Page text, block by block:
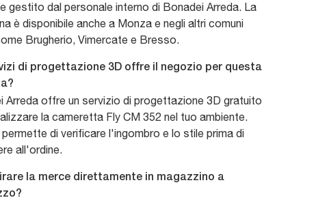
gestito dal personale interno di Bonadei Arreda. La
è disponibile anche a Monza e negli altri comuni
Brugherio, Vimercate e Bresso.
di progettazione 3D offre il negozio per questa
Arreda offre un servizio di progettazione 3D gratuito
la cameretta Fly CM 352 nel tuo ambiente.
di verificare l'ingombro e lo stile prima di
all'ordine.
la merce direttamente in magazzino a